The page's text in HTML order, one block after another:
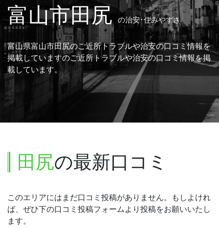
富山市田尻の治安･住みやすさ
富山県富山市田尻のご近所トラブルや治安の口コミ情報を
掲載していますのご近所トラブルや治安の口コミ情報を掲
載しています。
田尻の最新口コミ
このエリアにはまだ口コミ投稿がありません。もしよけれ
ば、ぜひ下の口コミ投稿フォームより投稿をお願いいたし
ます。